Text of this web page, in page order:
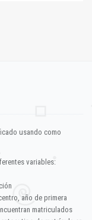
usando como
variables:
año de primera
matriculados